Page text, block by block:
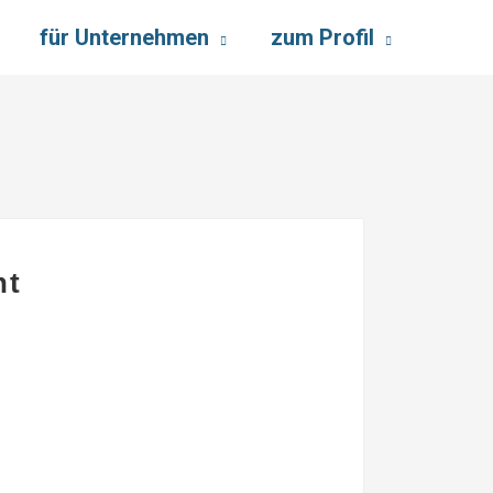
für Unternehmen zum Profil